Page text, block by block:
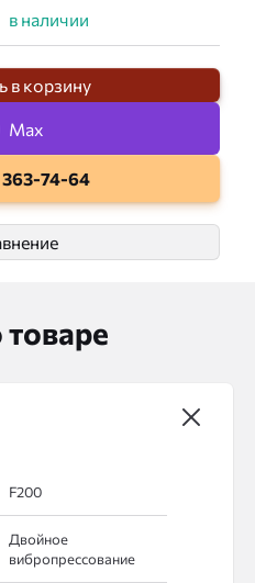
в корзину
Max
74-64
F200
Двойное
вибропрессование